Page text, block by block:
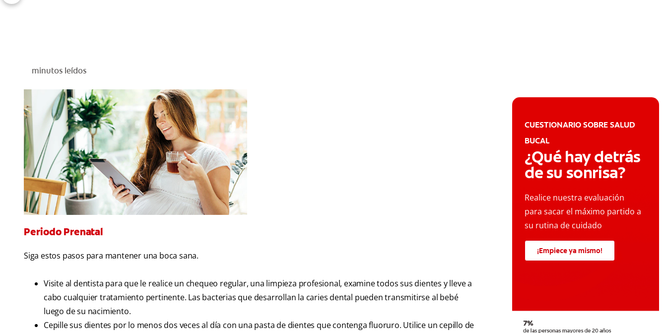
minutos leídos
Periodo Prenatal
Siga estos pasos para mantener una boca sana.
Visite al dentista para que le realice un chequeo regular, una limpieza profesional, examine todos sus dientes y lleve a
cabo cualquier tratamiento pertinente. Las bacterias que desarrollan la caries dental pueden transmitirse al bebé
luego de su nacimiento.
Cepille sus dientes por lo menos dos veces al día con una pasta de dientes que contenga fluoruro. Utilice un cepillo de
CUESTIONARIO SOBRE SALUD
BUCAL
¿Qué hay detrás
de su sonrisa?
Realice nuestra evaluación
para sacar el máximo partido a
su rutina de cuidado
¡Empiece ya mismo!